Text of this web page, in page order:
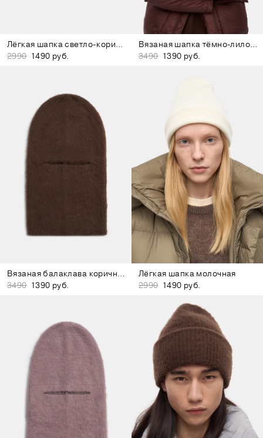
Лёгкая шапка светло-коричневая
2990 1490 руб.
Вязаная шапка тёмно-лиловая
3490 1390 руб.
Вязаная балаклава коричневая
3490 1390 руб.
Лёгкая шапка молочная
2990 1490 руб.